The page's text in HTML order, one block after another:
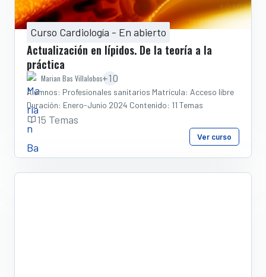
Curso Cardiología - En abierto
Actualización en lípidos. De la teoría a la
práctica
Marian Bas Villalobos+10
Alumnos: Profesionales sanitarios Matrícula: Acceso libre
Duración: Enero-Junio 2024 Contenido: 11 Temas
15 Temas
Ver curso